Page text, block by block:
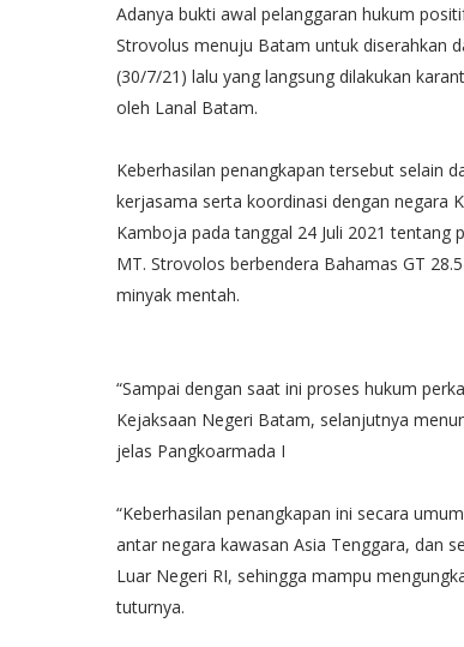
Adanya bukti awal pelanggaran hukum
Strovolus menuju Batam untuk diserahkan
(30/7/21) lalu yang langsung dilakukan
oleh Lanal Batam.
Keberhasilan penangkapan tersebut selain
kerjasama serta koordinasi dengan negara
Kamboja pada tanggal 24 Juli 2021
MT. Strovolos berbendera Bahamas GT
minyak mentah.
“Sampai dengan saat ini proses hukum
Kejaksaan Negeri Batam, selanjutnya
jelas Pangkoarmada I
“Keberhasilan penangkapan ini secara
antar negara kawasan Asia Tenggara, dan
Luar Negeri RI, sehingga mampu
tuturnya.